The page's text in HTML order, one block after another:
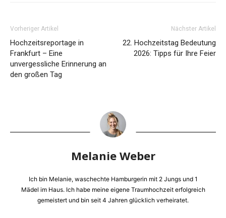
Vorheriger Artikel
Hochzeitsreportage in
Frankfurt – Eine
unvergessliche Erinnerung an
den großen Tag
Nächster Artikel
22. Hochzeitstag Bedeutung
2026: Tipps für Ihre Feier
Melanie Weber
Ich bin Melanie, waschechte Hamburgerin mit 2 Jungs und 1
Mädel im Haus. Ich habe meine eigene Traumhochzeit erfolgreich
gemeistert und bin seit 4 Jahren glücklich verheiratet.